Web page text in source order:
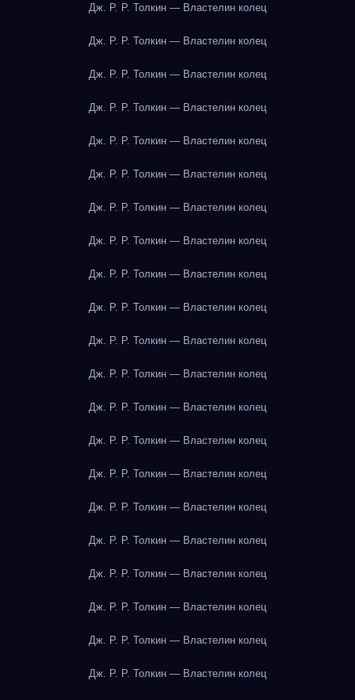
Дж. Р. Р. Толкин — Властелин колец
Дж. Р. Р. Толкин — Властелин колец
Дж. Р. Р. Толкин — Властелин колец
Дж. Р. Р. Толкин — Властелин колец
Дж. Р. Р. Толкин — Властелин колец
Дж. Р. Р. Толкин — Властелин колец
Дж. Р. Р. Толкин — Властелин колец
Дж. Р. Р. Толкин — Властелин колец
Дж. Р. Р. Толкин — Властелин колец
Дж. Р. Р. Толкин — Властелин колец
Дж. Р. Р. Толкин — Властелин колец
Дж. Р. Р. Толкин — Властелин колец
Дж. Р. Р. Толкин — Властелин колец
Дж. Р. Р. Толкин — Властелин колец
Дж. Р. Р. Толкин — Властелин колец
Дж. Р. Р. Толкин — Властелин колец
Дж. Р. Р. Толкин — Властелин колец
Дж. Р. Р. Толкин — Властелин колец
Дж. Р. Р. Толкин — Властелин колец
Дж. Р. Р. Толкин — Властелин колец
Дж. Р. Р. Толкин — Властелин колец